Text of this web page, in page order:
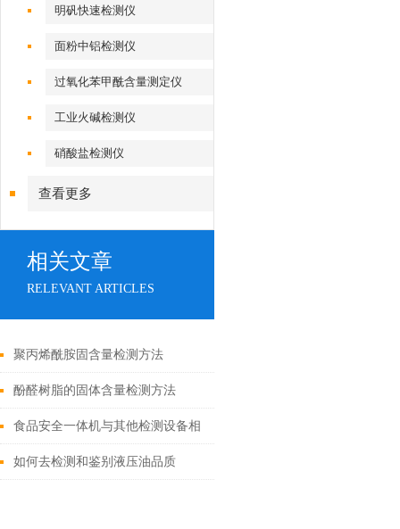
明矾快速检测仪
面粉中铝检测仪
过氧化苯甲酰含量测定仪
工业火碱检测仪
硝酸盐检测仪
查看更多
相关文章
RELEVANT ARTICLES
聚丙烯酰胺固含量检测方法
酚醛树脂的固体含量检测方法
食品安全一体机与其他检测设备相
比有何优势？
如何去检测和鉴别液压油品质